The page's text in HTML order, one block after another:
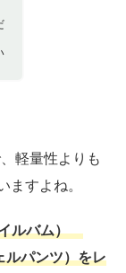
軽量性よりも
すよね。
イルバム）
ルパンツ）をレ